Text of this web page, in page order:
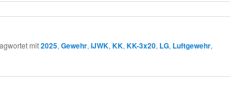
mit2025, Gewehr, IJWK, KK, KK-3x20, LG, Luftgewehr,